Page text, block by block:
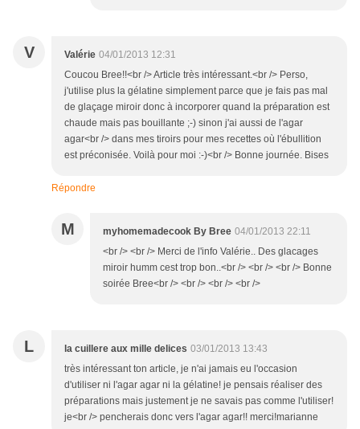
V Valérie 04/01/2013 12:31
Coucou Bree!!<br /> Article très intéressant.<br /> Perso,
j'utilise plus la gélatine simplement parce que je fais pas mal
de glaçage miroir donc à incorporer quand la préparation est
chaude mais pas bouillante ;-) sinon j'ai aussi de l'agar
agar<br /> dans mes tiroirs pour mes recettes où l'ébullition
est préconisée. Voilà pour moi :-)<br /> Bonne journée. Bises
Répondre
M myhomemadecook By Bree 04/01/2013 22:11
<br /> <br /> Merci de l'info Valérie.. Des glacages
miroir humm cest trop bon..<br /> <br /> <br /> Bonne
soirée Bree<br /> <br /> <br /> <br />
L la cuillere aux mille delices 03/01/2013 13:43
très intéressant ton article, je n'ai jamais eu l'occasion
d'utiliser ni l'agar agar ni la gélatine! je pensais réaliser des
préparations mais justement je ne savais pas comme l'utiliser!
je<br /> pencherais donc vers l'agar agar!! merci!marianne